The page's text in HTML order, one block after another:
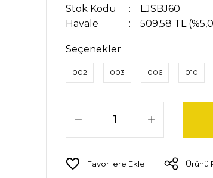
Stok Kodu
LJSBJ60
Havale
509,58 TL
Seçenekler
002 003 006 010
Ürünü